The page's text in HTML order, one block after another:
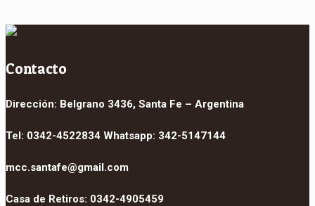
Contacto
Dirección: Belgrano 3436, Santa Fe – Argentina
Tel: 0342-4522834 Whatsapp: 342-5147144
mcc.santafe@gmail.com
Casa de Retiros: 0342-4905459